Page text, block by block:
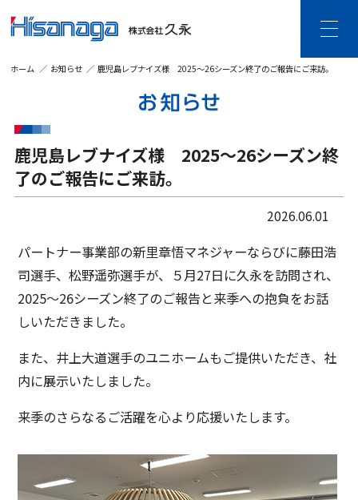
ホーム お知らせ 鹿児島レブナイズ様 2025～26シーズン終了のご報告にご来訪。
鹿児島レブナイズ様 2025～26シーズン終
了のご報告にご来訪。
2026.06.01
パートナー事業部の新里章悟マネジャーならびに藤田浩
司選手、松野遥弥選手が、５月27日に久永を訪問され、
2025～26シーズン終了のご報告と来季への抱負をお話
しいただきました。
また、井上大道選手のユニホームもご提供いただき、社
内に展示いたしました。
来季のさらなるご活躍を心より応援いたします。
沿革
DX宣言
個人情報保護・
情報セキュリティ
建設DXソリューション
ビジネスDXソリューション
ビジネス空間ソリューション
SDGsの取り組み
CSR活動
採用情報
働く環境
補助金サポート
久永のプラットフォーム
ICTトレーニングセンター
スマートオフィス
久永マガジンNEXT